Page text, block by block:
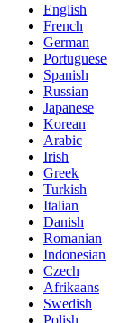
English
French
German
Portuguese
Spanish
Russian
Japanese
Korean
Arabic
Irish
Greek
Turkish
Italian
Danish
Romanian
Indonesian
Czech
Afrikaans
Swedish
Polish